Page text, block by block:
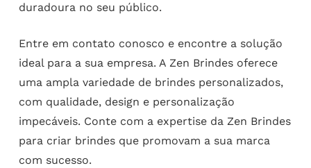
duradoura no seu público.
Entre em contato conosco e encontre a solução
ideal para a sua empresa. A Zen Brindes oferece
uma ampla variedade de brindes personalizados,
com qualidade, design e personalização
impecáveis. Conte com a expertise da Zen Brindes
para criar brindes que promovam a sua marca
com sucesso.